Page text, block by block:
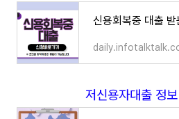
신용회복중 대출 받
저신용자대출 정